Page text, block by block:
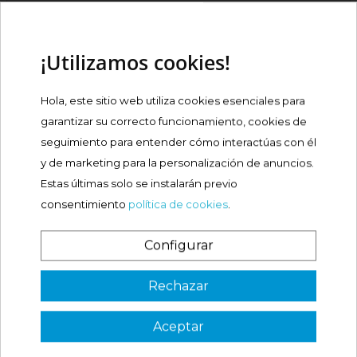
OPINIONES
PRODUCTOS RELACIONADOS
SENSODYNE EXPERT
PROTECT REPARACIÓN...
Comprar
¿Es tu primera vez? ¡SORPRESA!
VER CÓDIGO
3 €
¡Utilizamos cookies!
Hola, este sitio web utiliza cookies esenciales para
garantizar su correcto funcionamiento, cookies de
seguimiento para entender cómo interactúas con él
y de marketing para la personalización de anuncios.
Estas últimas solo se instalarán previo
consentimiento política de cookies
Configurar
Rechazar
Aceptar